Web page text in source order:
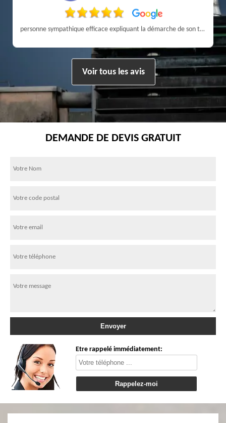
personne sympathique efficace expliquant la démarche de son travail pour un résultat de qualité . A recommander
Voir tous les avis
DEMANDE DE DEVIS GRATUIT
Etre rappelé immédiatement: